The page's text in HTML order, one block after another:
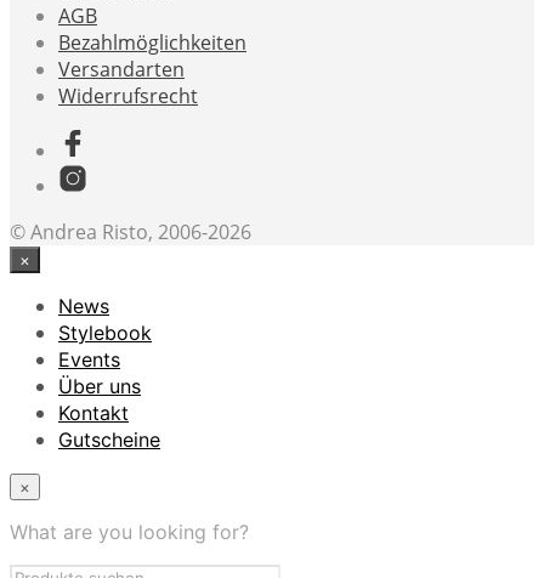
AGB
Bezahlmöglichkeiten
Versandarten
Widerrufsrecht
© Andrea Risto, 2006-2026
×
News
Stylebook
Events
Über uns
Kontakt
Gutscheine
×
What are you looking for?